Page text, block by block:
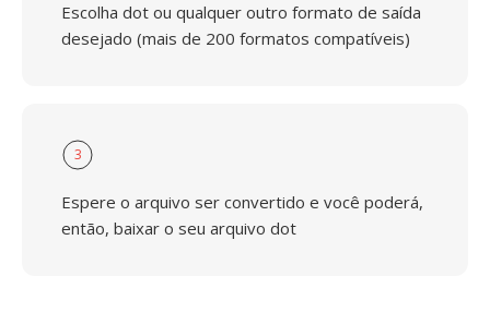
Escolha dot ou qualquer outro formato de saída
desejado (mais de 200 formatos compatíveis)
3
Espere o arquivo ser convertido e você poderá,
então, baixar o seu arquivo dot